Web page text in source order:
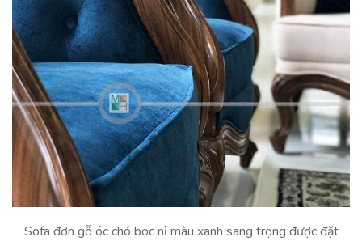
Sofa đơn gỗ óc chó bọc nỉ màu xanh sang trọng được đặt